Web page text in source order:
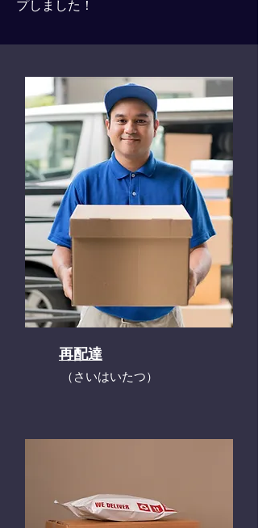
プしました！
再配達
​（さいはいたつ）